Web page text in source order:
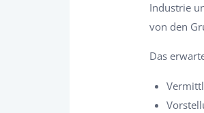
Industrie
von den
Das